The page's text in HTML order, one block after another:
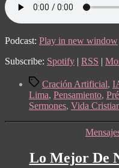
Podcast: Play in new window
Subscribe: Spotify | RSS |
TagsCración Artificial,
Lima, Pensamiento,
Sermones, Vida
Lo Mejor De